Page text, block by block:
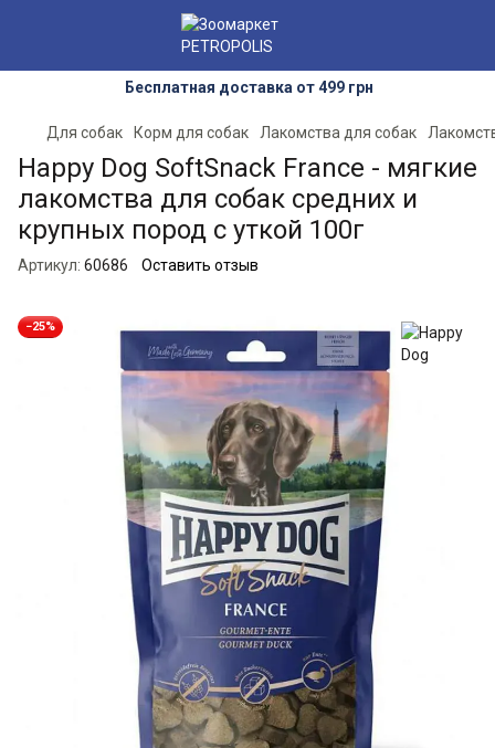
Бесплатная доставка от 499 грн
Для собак Корм для собак Лакомства для собак
Happy Dog SoftSnack France - мягкие
лакомства для собак средних и
крупных пород с уткой 100г
Артикул: 60686 Оставить отзыв
−25%